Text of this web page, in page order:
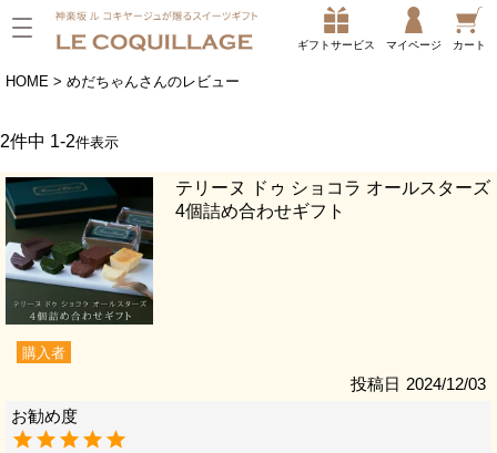
ギフトサービス マイページ カート
HOME めだちゃんさんのレビュー
2件中 1-2件表示
テリーヌ ドゥ ショコラ オールスターズ
4個詰め合わせギフト
購入者
投稿日 2024/12/03